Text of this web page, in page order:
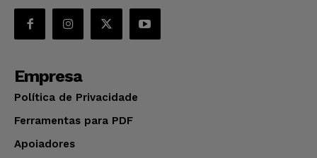
Empresa
Política de Privacidade
Ferramentas para PDF
Apoiadores